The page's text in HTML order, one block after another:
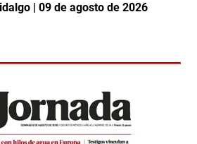
| 09 de agosto de 2026